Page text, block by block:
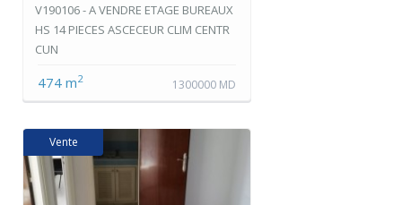
V190106 - A VENDRE ETAGE BUREAUX
HS 14 PIECES ASCECEUR CLIM CENTR
CUN
474 m2 1300000 MD
Vente